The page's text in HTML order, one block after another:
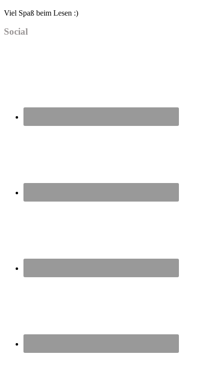
Viel Spaß beim Lesen :)
Social